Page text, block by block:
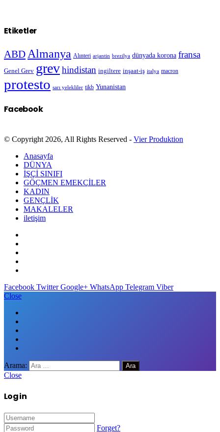
Etiketler
ABD Almanya Alınteri arjantin brezilya dünyada korona fransa
Genel Grev grevhindistan ingiltere inşaat-iş italya macron
protesto sarı yelekliler tikb Yunanistan
Facebook
© Copyright 2026, All Rights Reserved - Vier Produktion
Anasayfa
DÜNYA
İŞÇİ SINIFI
GÖÇMEN EMEKÇİLER
KADIN
GENÇLİK
MAKALELER
iletişim
Facebook Twitter Google+ WhatsApp Telegram Viber
Close
Arama:
Close
Log in
Forget?